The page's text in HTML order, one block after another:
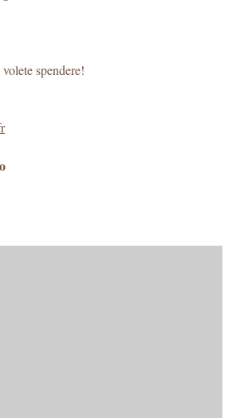
spendere!